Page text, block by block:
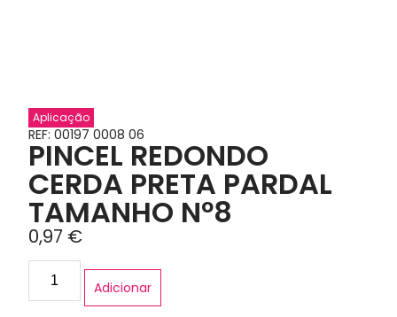
Aplicação
REF: 00197 0008 06
PINCEL REDONDO
CERDA PRETA PARDAL
TAMANHO Nº8
0,97 €
Adicionar